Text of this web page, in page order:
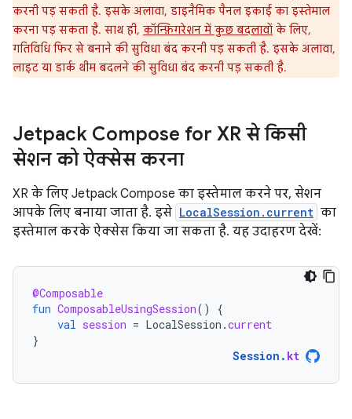
करनी पड़ सकती है. इसके अलावा, डाइनैमिक पैनल इकाई का इस्तेमाल
करना पड़ सकता है. साथ ही, कॉन्फ़िगरेशन में कुछ बदलावों के लिए,
गतिविधि फिर से बनाने की सुविधा बंद करनी पड़ सकती है. इसके अलावा,
लाइट या डार्क थीम बदलने की सुविधा बंद करनी पड़ सकती है.
Jetpack Compose for XR से किसी
सेशन को ऐक्सेस करना
XR के लिए Jetpack Compose का इस्तेमाल करने पर, सेशन
आपके लिए बनाया जाता है. इसे LocalSession.current का
इस्तेमाल करके ऐक्सेस किया जा सकता है. यह उदाहरण देखें:
@Composable
fun ComposableUsingSession()
{
val session = LocalSession .current
}
Session . kt